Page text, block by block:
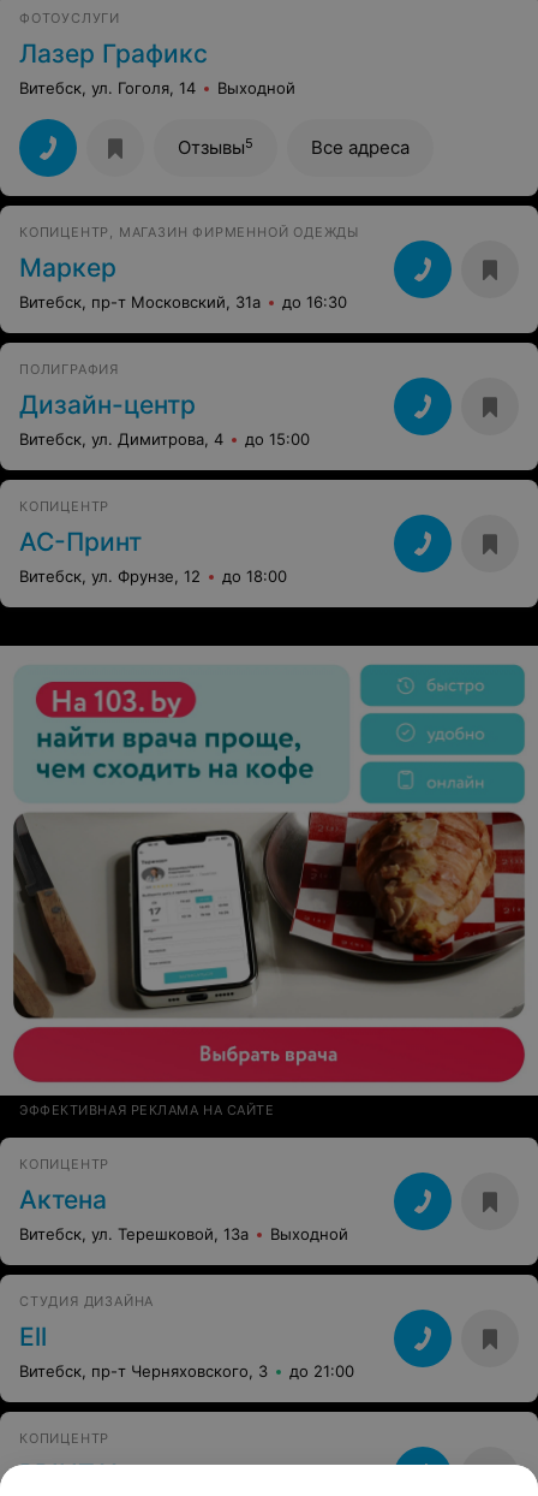
ФОТОУСЛУГИ
Лазер Графикс
Витебск, ул. Гоголя, 14 Выходной
Отзывы5 Все адреса
КОПИЦЕНТР, МАГАЗИН ФИРМЕННОЙ ОДЕЖДЫ
Маркер
Витебск, пр-т Московский, 31а до 16:30
ПОЛИГРАФИЯ
Дизайн-центр
Витебск, ул. Димитрова, 4 до 15:00
КОПИЦЕНТР
АС-Принт
Витебск, ул. Фрунзе, 12 до 18:00
ЭФФЕКТИВНАЯ РЕКЛАМА НА САЙТЕ
КОПИЦЕНТР
Актена
Витебск, ул. Терешковой, 13а Выходной
СТУДИЯ ДИЗАЙНА
Ell
Витебск, пр-т Черняховского, 3 до 21:00
КОПИЦЕНТР
PRINT11